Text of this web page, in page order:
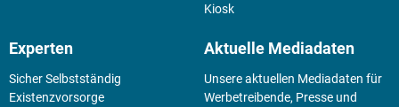
Kiosk
Experten
Sicher Selbstständig
Existenz­vorsorge
Aktuelle Mediadaten
Unsere aktuellen Mediadaten für
Werbetreibende, Presse und